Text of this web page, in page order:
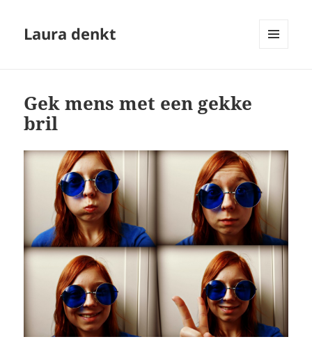
Laura denkt
Gek mens met een gekke
bril